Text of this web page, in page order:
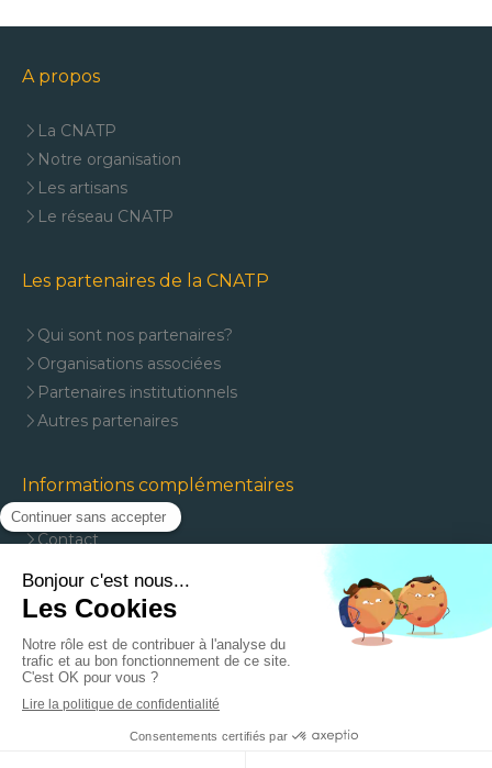
A propos
La CNATP
Notre organisation
Les artisans
Le réseau CNATP
Les partenaires de la CNATP
Qui sont nos partenaires?
Organisations associées
Partenaires institutionnels
Autres partenaires
Informations complémentaires
Contact
Plan du site